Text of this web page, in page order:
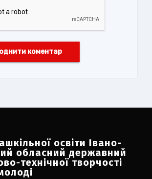
освіти Івано-
обласний державний
технічної творчості